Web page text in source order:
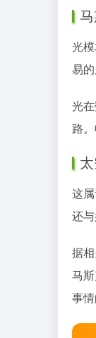
光
易
光
路
这
还
据
马
事